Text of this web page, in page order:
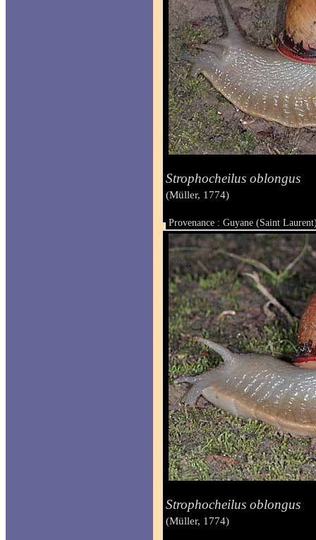
Strophocheilus oblongus
(Müller, 1774)
Provenance : Guyane (Saint
Taille :
Strophocheilus oblongus
(Müller, 1774)